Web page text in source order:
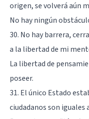
origen, se volverá aún
No hay ningún
30. No hay barrera,
a la libertad de mi
La libertad de
poseer.
31. El único Estado
ciudadanos son